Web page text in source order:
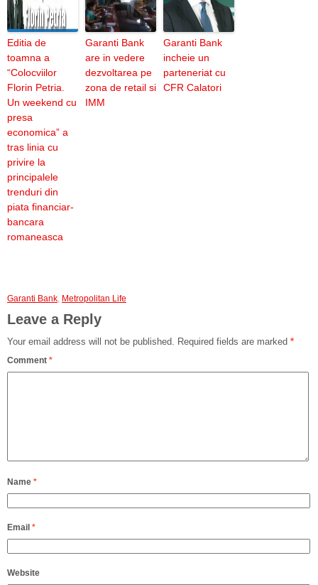
Editia de
toamna a
“Colocviilor
Florin Petria.
Un weekend cu
presa
economica” a
tras linia cu
privire la
principalele
trenduri din
piata financiar-
bancara
romaneasca
Garanti Bank
are in vedere
dezvoltarea pe
zona de retail si
IMM
Garanti Bank
incheie un
parteneriat cu
CFR Calatori
Garanti Bank, Metropolitan Life
Leave a Reply
Your email address will not be published. Required fields are marked *
Comment *
Name *
Email *
Website